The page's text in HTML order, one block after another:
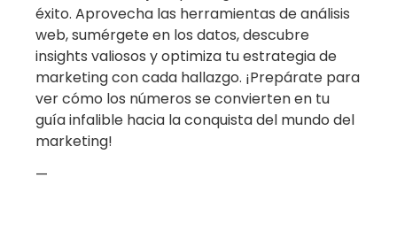
éxito. Aprovecha las herramientas de análisis
web, sumérgete en los datos, descubre
insights valiosos y optimiza tu estrategia de
marketing con cada hallazgo. ¡Prepárate para
ver cómo los números se convierten en tu
guía infalible hacia la conquista del mundo del
marketing!
—